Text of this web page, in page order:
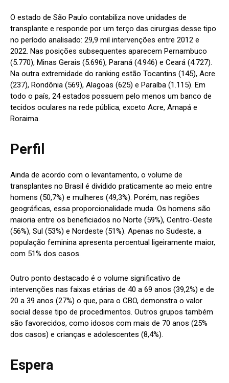
O estado de São Paulo contabiliza nove unidades de
transplante e responde por um terço das cirurgias desse tipo
no período analisado: 29,9 mil intervenções entre 2012 e
2022. Nas posições subsequentes aparecem Pernambuco
(5.770), Minas Gerais (5.696), Paraná (4.946) e Ceará (4.727).
Na outra extremidade do ranking estão Tocantins (145), Acre
(237), Rondônia (569), Alagoas (625) e Paraíba (1.115). Em
todo o país, 24 estados possuem pelo menos um banco de
tecidos oculares na rede pública, exceto Acre, Amapá e
Roraima.
Perfil
Ainda de acordo com o levantamento, o volume de
transplantes no Brasil é dividido praticamente ao meio entre
homens (50,7%) e mulheres (49,3%). Porém, nas regiões
geográficas, essa proporcionalidade muda. Os homens são
maioria entre os beneficiados no Norte (59%), Centro-Oeste
(56%), Sul (53%) e Nordeste (51%). Apenas no Sudeste, a
população feminina apresenta percentual ligeiramente maior,
com 51% dos casos.
Outro ponto destacado é o volume significativo de
intervenções nas faixas etárias de 40 a 69 anos (39,2%) e de
20 a 39 anos (27%) o que, para o CBO, demonstra o valor
social desse tipo de procedimentos. Outros grupos também
são favorecidos, como idosos com mais de 70 anos (25%
dos casos) e crianças e adolescentes (8,4%).
Espera